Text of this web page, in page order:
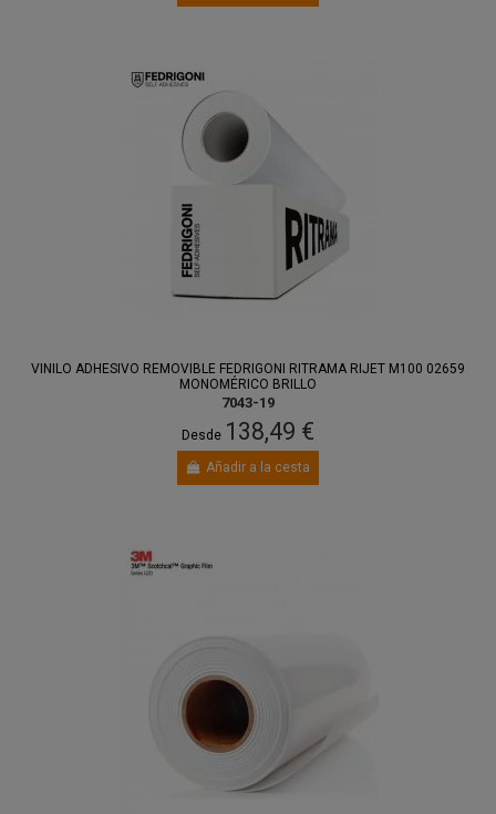
VINILO ADHESIVO REMOVIBLE FEDRIGONI RITRAMA RIJET M100 02659
MONOMÉRICO BRILLO
7043-19
Desde 138,49 €
Añadir a la cesta